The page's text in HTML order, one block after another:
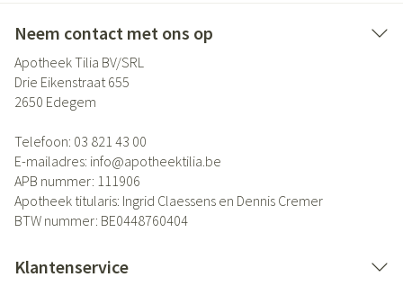
Neem contact met ons op
Apotheek Tilia BV/SRL
Drie Eikenstraat 655
2650 Edegem
Telefoon: 03 821 43 00
E-mailadres: info@apotheektilia.be
APB nummer: 111906
Apotheek titularis: Ingrid Claessens en Dennis Cremer
BTW nummer: BE0448760404
Klantenservice